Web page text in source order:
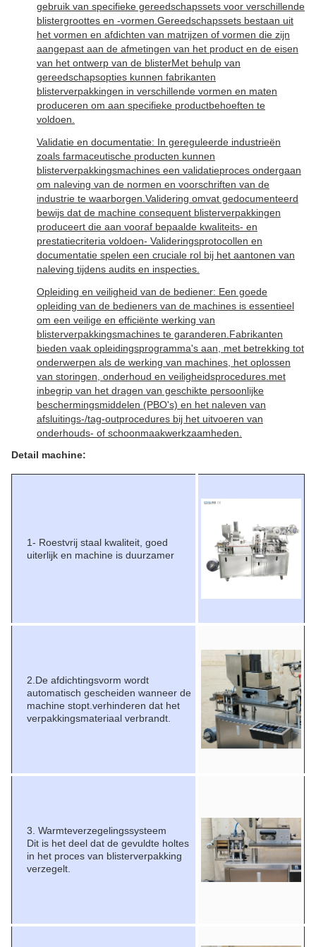
gebruik van specifieke gereedschapssets voor verschillende
blistergroottes en -vormen.Gereedschapssets bestaan uit
het vormen en afdichten van matrijzen of vormen die zijn
aangepast aan de afmetingen van het product en de eisen
van het ontwerp van de blisterMet behulp van
gereedschapsopties kunnen fabrikanten
blisterverpakkingen in verschillende vormen en maten
produceren om aan specifieke productbehoeften te
voldoen.
Validatie en documentatie: In gereguleerde industrieën
zoals farmaceutische producten kunnen
blisterverpakkingsmachines een validatieproces ondergaan
om naleving van de normen en voorschriften van de
industrie te waarborgen.Validering omvat gedocumenteerd
bewijs dat de machine consequent blisterverpakkingen
produceert die aan vooraf bepaalde kwaliteits- en
prestatiecriteria voldoen- Valideringsprotocollen en
documentatie spelen een cruciale rol bij het aantonen van
naleving tijdens audits en inspecties.
Opleiding en veiligheid van de bediener: Een goede
opleiding van de bedieners van de machines is essentieel
om een veilige en efficiënte werking van
blisterverpakkingsmachines te garanderen.Fabrikanten
bieden vaak opleidingsprogramma's aan, met betrekking tot
onderwerpen als de werking van machines, het oplossen
van storingen, onderhoud en veiligheidsprocedures.met
inbegrip van het dragen van geschikte persoonlijke
beschermingsmiddelen (PBO's) en het naleven van
afsluitings-/tag-outprocedures bij het uitvoeren van
onderhouds- of schoonmaakwerkzaamheden.
Detail machine:
1- Roestvrij staal kwaliteit, goed
uiterlijk en machine is duurzamer
2. De afdichtingsvorm wordt
automatisch gescheiden wanneer de
machine stopt.verhinderen dat het
verpakkingsmateriaal verbrandt.
3. Warmteverzegelingssysteem
Dit is het deel dat de gevuldte holtes
in het proces van blisterverpakking
verzegelt.